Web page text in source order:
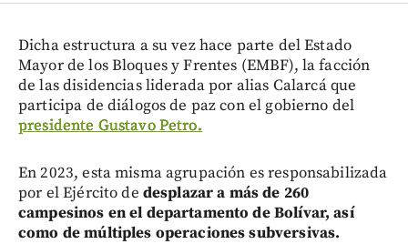
Dicha estructura a su vez hace parte del Estado
Mayor de los Bloques y Frentes (EMBF), la facción
de las disidencias liderada por alias Calarcá que
participa de diálogos de paz con el gobierno del
presidente Gustavo Petro.
En 2023, esta misma agrupación es responsabilizada
por el Ejército de desplazar a más de 260
campesinos en el departamento de Bolívar, así
como de múltiples operaciones subversivas.